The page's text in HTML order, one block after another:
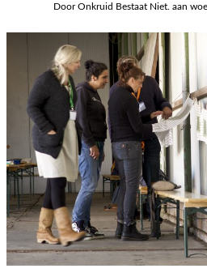
DoorOnkruid Bestaat Niet. aan